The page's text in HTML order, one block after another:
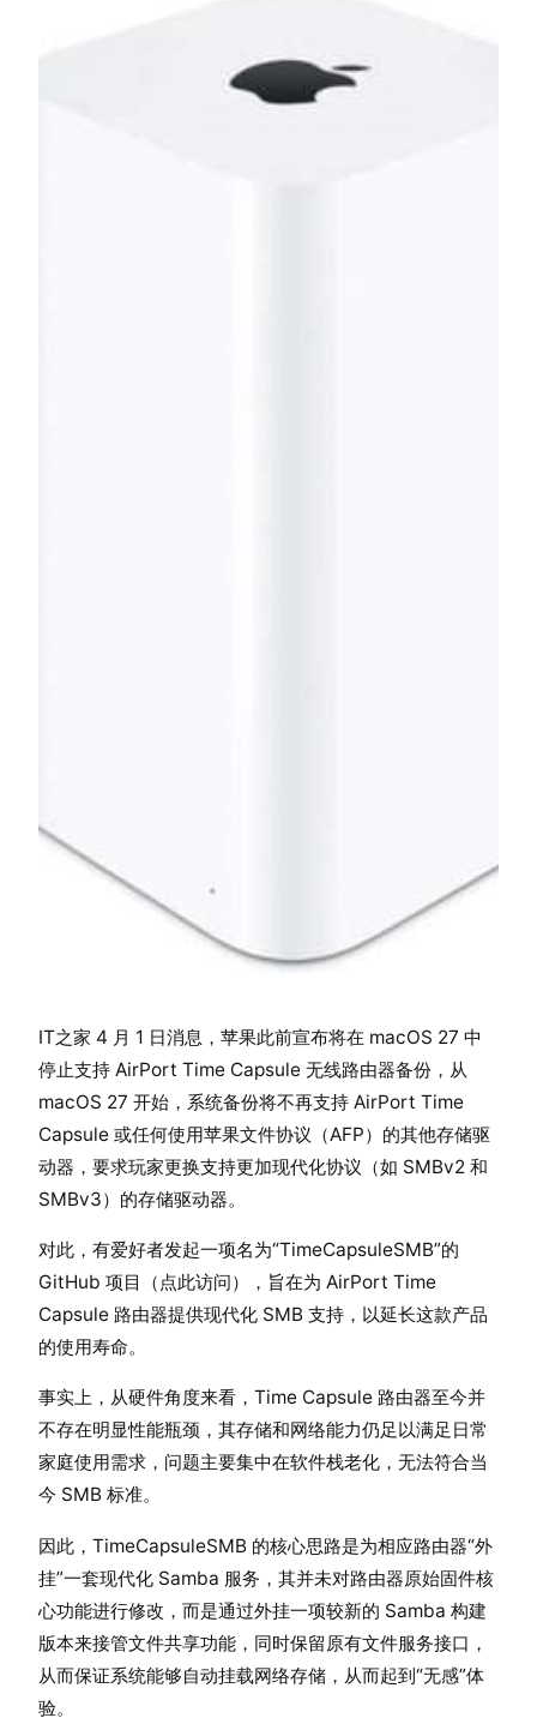
IT之家 4 月 1 日消息，苹果此前宣布将在 macOS 27 中
停止支持 AirPort Time Capsule 无线路由器备份，从
macOS 27 开始，系统备份将不再支持 AirPort Time
Capsule 或任何使用苹果文件协议（AFP）的其他存储驱
动器，要求玩家更换支持更加现代化协议（如 SMBv2 和
SMBv3）的存储驱动器。
对此，有爱好者发起一项名为“TimeCapsuleSMB”的
GitHub 项目（点此访问），旨在为 AirPort Time
Capsule 路由器提供现代化 SMB 支持，以延长这款产品
的使用寿命。
事实上，从硬件角度来看，Time Capsule 路由器至今并
不存在明显性能瓶颈，其存储和网络能力仍足以满足日常
家庭使用需求，问题主要集中在软件栈老化，无法符合当
今 SMB 标准。
因此，TimeCapsuleSMB 的核心思路是为相应路由器“外
挂”一套现代化 Samba 服务，其并未对路由器原始固件核
心功能进行修改，而是通过外挂一项较新的 Samba 构建
版本来接管文件共享功能，同时保留原有文件服务接口，
从而保证系统能够自动挂载网络存储，从而起到“无感”体
验。